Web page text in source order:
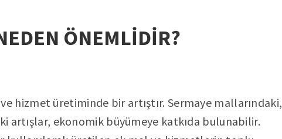
ÖNEMLİDİR?
hizmet üretiminde bir artıştır. Sermaye mallarındaki,
artışlar, ekonomik büyümeye katkıda bulunabilir.